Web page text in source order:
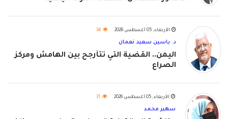
الأربعاء, 05 أغسطس 2026 34
د. ياسين سعيد نعمان
اليمن.. القضية التي تتأرجح بين الهامش ومركز
الصراع
الأربعاء, 05 أغسطس 2026 31
سهير محمد